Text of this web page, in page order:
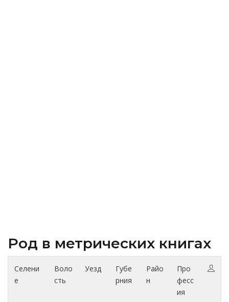
Род в метрических книгах
Селени
е
Воло
сть
Уезд
Губе
рния
Райо
н
Про
фесс
ия